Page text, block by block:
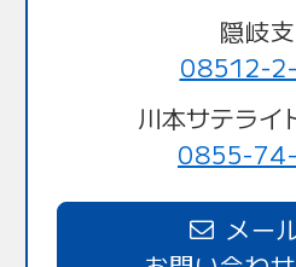
隠岐
08512-
川本サテライ
0855-
メー